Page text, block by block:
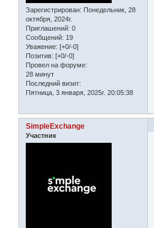
Зарегистрирован: Понедельник, 28
октября, 2024г.
Приглашений: 0
Сообщений: 19
Уважение: [+0/-0]
Позитив: [+0/-0]
Провел на форуме:
28 минут
Последний визит:
Пятница, 3 января, 2025г. 20:05:38
SimpleExchange
Участник